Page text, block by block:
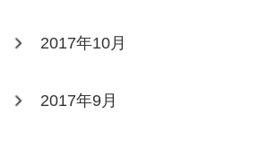
2017年10月
2017年9月